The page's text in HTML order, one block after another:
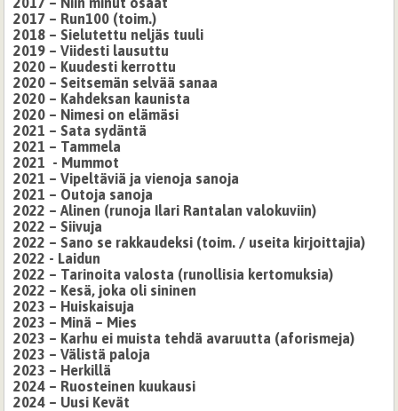
2017 – Run100 (toim.)
2018 – Sielutettu neljäs tuuli
2019 – Viidesti lausuttu
2020 – Kuudesti kerrottu
2020 – Seitsemän selvää sanaa
2020 – Kahdeksan kaunista
2020 – Nimesi on elämäsi
2021 – Sata sydäntä
2021 – Tammela
2021 - Mummot
2021 – Vipeltäviä ja vienoja sanoja
2021 – Outoja sanoja
2022 – Alinen (runoja Ilari Rantalan valokuviin)
2022 – Siivuja
2022 – Sano se rakkaudeksi (toim. / useita kirjoittajia)
2022 - Laidun
2022 – Tarinoita valosta (runollisia kertomuksia)
2022 – Kesä, joka oli sininen
2023 – Huiskaisuja
2023 – Minä – Mies
2023 – Karhu ei muista tehdä avaruutta (aforismeja)
2023 – Välistä paloja
2023 – Herkillä
2024 – Ruosteinen kuukausi
2024 – Uusi Kevät